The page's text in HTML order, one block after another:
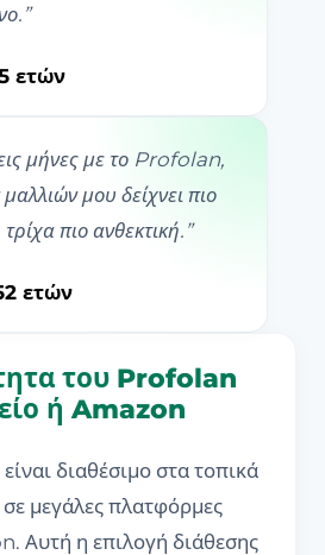
”
ετών
μήνες με το Profolan,
μου δείχνει πιο
πιο ανθεκτική. ”
ετών
του Profolan
ή Amazon
διαθέσιμο στα τοπικά
μεγάλες πλατφόρμες
Αυτή η επιλογή διάθεσης